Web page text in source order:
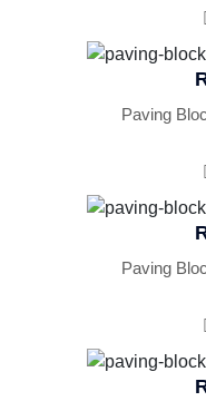
Paving
Paving